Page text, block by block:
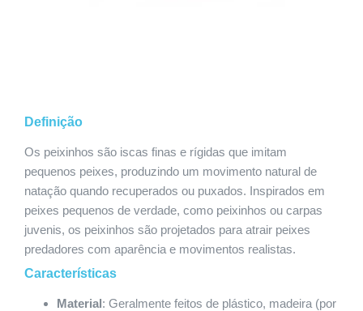
Definição
Os peixinhos são iscas finas e rígidas que imitam
pequenos peixes, produzindo um movimento natural de
natação quando recuperados ou puxados. Inspirados em
peixes pequenos de verdade, como peixinhos ou carpas
juvenis, os peixinhos são projetados para atrair peixes
predadores com aparência e movimentos realistas.
Características
Material: Geralmente feitos de plástico, madeira (por